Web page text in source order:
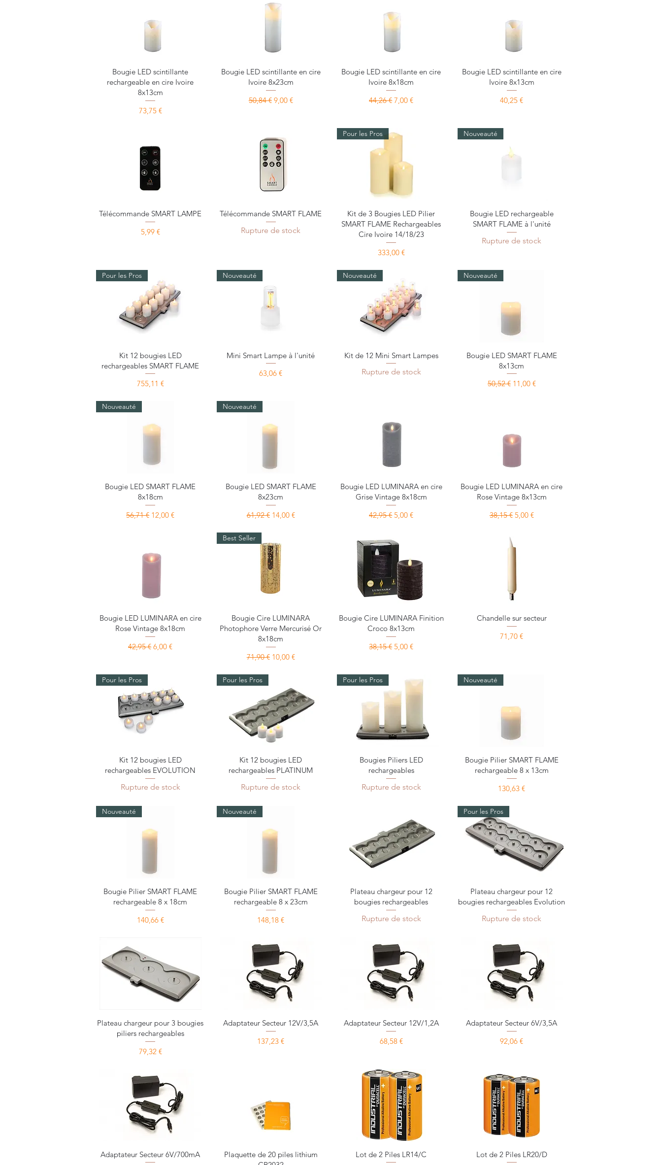
Aperçu rapide
Bougie LED scintillante
rechargeable en cire Ivoire
8x13cm
Prix
73,75 €
Aperçu rapide
Bougie LED scintillante en cire
Ivoire 8x23cm
Prix original
50,84 € Prix promotionnel
9,00 €
Aperçu rapide
Bougie LED scintillante en cire
Ivoire 8x18cm
Prix original
44,26 €Prix promotionnel
7,00 €
Aperçu rapide
Bougie LED scintillante en cire
Ivoire 8x13cm
Prix
40,25 €
Aperçu rapide
Télécommande SMART LAMPE
Prix
5,99 €
Aperçu rapide
Télécommande SMART FLAME
Rupture de stock
Aperçu rapide
Pour les Pros
Kit de 3 Bougies LED Pilier
SMART FLAME Rechargeables
Cire Ivoire 14/18/23
Prix
333,00 €
Aperçu rapide
Nouveauté
Bougie LED rechargeable
SMART FLAME à l'unité
Rupture de stock
Aperçu rapide
Pour les Pros
Kit 12 bougies LED
rechargeables SMART FLAME
Prix
755,11 €
Aperçu rapide
Nouveauté
Mini Smart Lampe à l'unité
Prix
63,06 €
Aperçu rapide
Nouveauté
Kit de 12 Mini Smart Lampes
Rupture de stock
Aperçu rapide
Nouveauté
Bougie LED SMART FLAME
8x13cm
Prix original
50,52 € Prix promotionnel
11,00 €
Aperçu rapide
Nouveauté
Bougie LED SMART FLAME
8x18cm
Prix original
56,71 € Prix promotionnel
12,00 €
Aperçu rapide
Nouveauté
Bougie LED SMART FLAME
8x23cm
Prix original
61,92 € Prix promotionnel
14,00 €
Aperçu rapide
Bougie LED LUMINARA en cire
Grise Vintage 8x18cm
Prix original
42,95 €Prix promotionnel
5,00 €
Aperçu rapide
Bougie LED LUMINARA en cire
Rose Vintage 8x13cm
Prix original
38,15 € Prix promotionnel
5,00 €
Aperçu rapide
Bougie LED LUMINARA en cire
Rose Vintage 8x18cm
Prix original
42,95 €Prix promotionnel
6,00 €
Aperçu rapide
Best Seller
Bougie Cire LUMINARA
Photophore Verre Mercurisé Or
8x18cm
Prix original
71,90 € Prix promotionnel
10,00 €
Aperçu rapide
Bougie Cire LUMINARA Finition
Croco 8x13cm
Prix original
38,15 €Prix promotionnel
5,00 €
Aperçu rapide
Chandelle sur secteur
Prix
71,70 €
Aperçu rapide
Pour les Pros
Kit 12 bougies LED
rechargeables EVOLUTION
Rupture de stock
Aperçu rapide
Pour les Pros
Kit 12 bougies LED
rechargeables PLATINUM
Rupture de stock
Aperçu rapide
Pour les Pros
Bougies Piliers LED
rechargeables
Rupture de stock
Aperçu rapide
Nouveauté
Bougie Pilier SMART FLAME
rechargeable 8 x 13cm
Prix
130,63 €
Aperçu rapide
Nouveauté
Bougie Pilier SMART FLAME
rechargeable 8 x 18cm
Prix
140,66 €
Aperçu rapide
Nouveauté
Bougie Pilier SMART FLAME
rechargeable 8 x 23cm
Prix
148,18 €
Aperçu rapide
Plateau chargeur pour 12
bougies rechargeables
Rupture de stock
Aperçu rapide
Pour les Pros
Plateau chargeur pour 12
bougies rechargeables Evolution
Rupture de stock
Aperçu rapide
Plateau chargeur pour 3 bougies
piliers rechargeables
Prix
79,32 €
Aperçu rapide
Adaptateur Secteur 12V/3,5A
Prix
137,23 €
Aperçu rapide
Adaptateur Secteur 12V/1,2A
Prix
68,58 €
Aperçu rapide
Adaptateur Secteur 6V/3,5A
Prix
92,06 €
Aperçu rapide
Adaptateur Secteur 6V/700mA Aperçu rapide
Plaquette de 20 piles lithium
Aperçu rapide
Lot de 2 Piles LR14/C Aperçu rapide
Lot de 2 Piles LR20/D